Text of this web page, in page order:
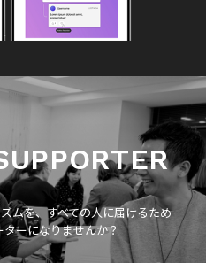
ムを、すべての人に届けるため
ーになりませんか？